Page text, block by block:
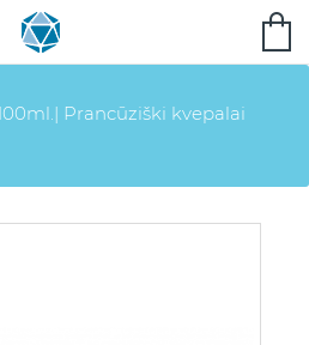
Prancūziški kvepalai